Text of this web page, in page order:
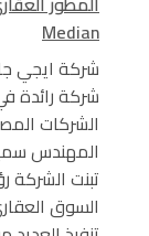
Median
شركة ايجي
شركة رائدة
المهندس
تبنت الشركة
السوق